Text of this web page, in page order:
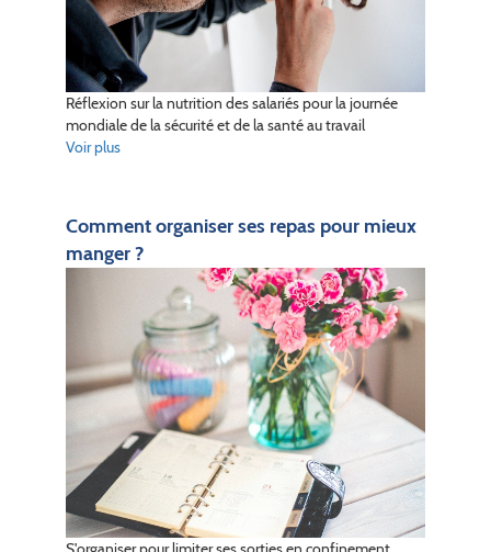
Réflexion sur la nutrition des salariés pour la journée
mondiale de la sécurité et de la santé au travail
Voir plus
Comment organiser ses repas pour mieux
manger ?